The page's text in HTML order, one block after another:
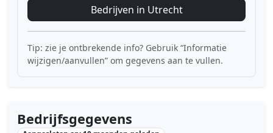
Bedrijven in Utrecht
Tip: zie je ontbrekende info? Gebruik “Informatie
wijzigen/aanvullen” om gegevens aan te vullen.
Bedrijfsgegevens